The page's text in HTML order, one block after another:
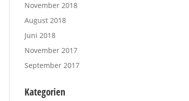
November 2018
August 2018
Juni 2018
November 2017
September 2017
Kategorien